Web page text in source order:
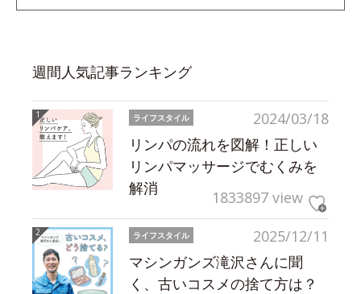
週間人気記事ランキング
2024/03/18
ライフスタイル
リンパの流れを図解！正しい
リンパマッサージでむくみを
解消
1833897 view
2025/12/11
ライフスタイル
マシンガンズ滝沢さんに聞
く、古いコスメの捨て方は？